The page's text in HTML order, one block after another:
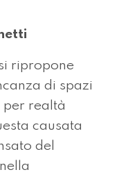
ripropone
di spazi
per realtà
causata
del